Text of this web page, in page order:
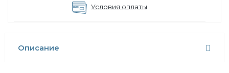
Условия оплаты
Описание